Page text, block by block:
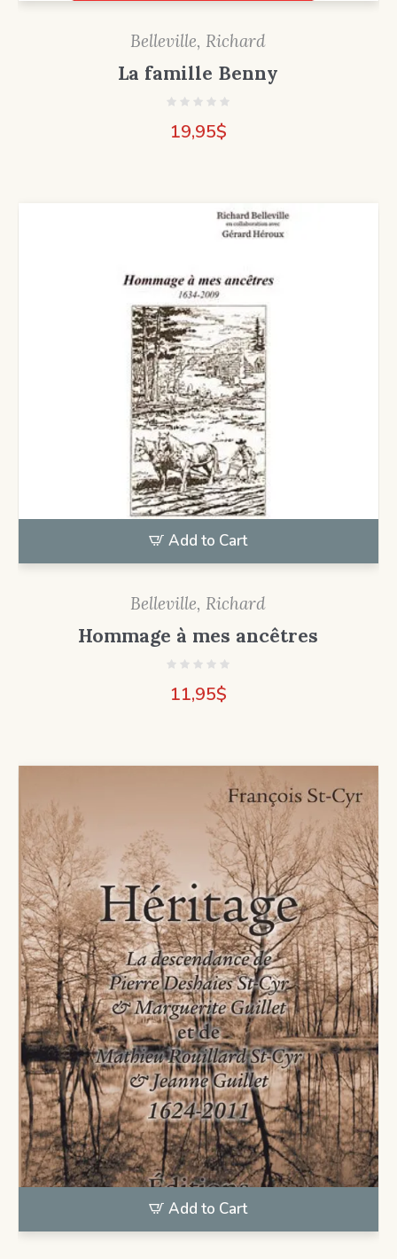
Belleville, Richard
La famille Benny
19,95$
Add to Cart
Belleville, Richard
Hommage à mes ancêtres
11,95$
Add to Cart